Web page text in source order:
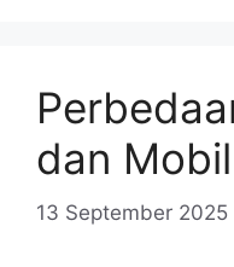
dan
13 September 2025